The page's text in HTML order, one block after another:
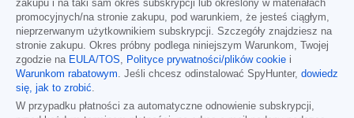
zakupu i na taki sam okres subskrypcji lub określony w materiałach
promocyjnych/na stronie zakupu, pod warunkiem, że jesteś ciągłym,
nieprzerwanym użytkownikiem subskrypcji. Szczegóły znajdziesz na
stronie zakupu. Okres próbny podlega niniejszym Warunkom, Twojej
zgodzie na EULA/TOS Polityce prywatności/plików cookie i
Warunkom rabatowym . Jeśli chcesz odinstalować SpyHunter, dowiedz
się, jak to zrobić
W przypadku płatności za automatyczne odnowienie subskrypcji,